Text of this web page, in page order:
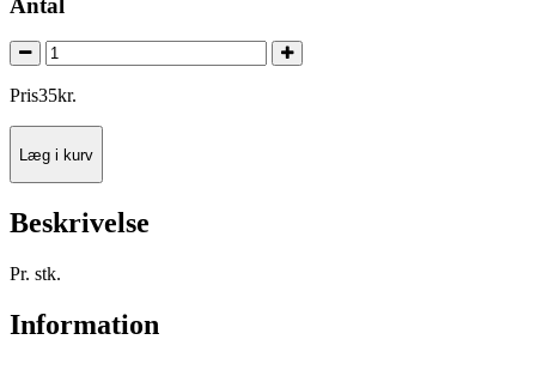
Pris35kr.
Læg i kurv
Beskrivelse
Pr. stk.
Information